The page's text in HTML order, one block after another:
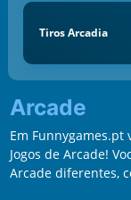
Tiros Arcadia
Arcade
Em Funnygames.pt
Jogos de Arcade!
Arcade diferentes,